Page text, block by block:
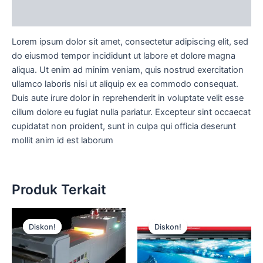
Lorem ipsum dolor sit amet, consectetur adipiscing elit, sed
do eiusmod tempor incididunt ut labore et dolore magna
aliqua. Ut enim ad minim veniam, quis nostrud exercitation
ullamco laboris nisi ut aliquip ex ea commodo consequat.
Duis aute irure dolor in reprehenderit in voluptate velit esse
cillum dolore eu fugiat nulla pariatur. Excepteur sint occaecat
cupidatat non proident, sunt in culpa qui officia deserunt
mollit anim id est laborum
Produk Terkait
Diskon!
Diskon!aslinya
adalah:
Rp15.000.
Harga
saat
ini
adalah:
Rp12.500.
Diskon!
Diskon!aslinya
adalah:
Rp15.000.
ini
adalah:
Rp12.500.